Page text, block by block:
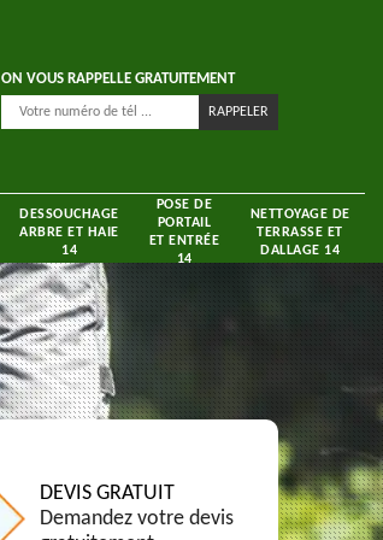
ON VOUS RAPPELLE GRATUITEMENT
DESSOUCHAGE
ARBRE ET HAIE
14
POSE DE
PORTAIL
ET ENTRÉE
14
NETTOYAGE DE
TERRASSE ET
DALLAGE 14
DEVIS GRATUIT
Demandez votre devis